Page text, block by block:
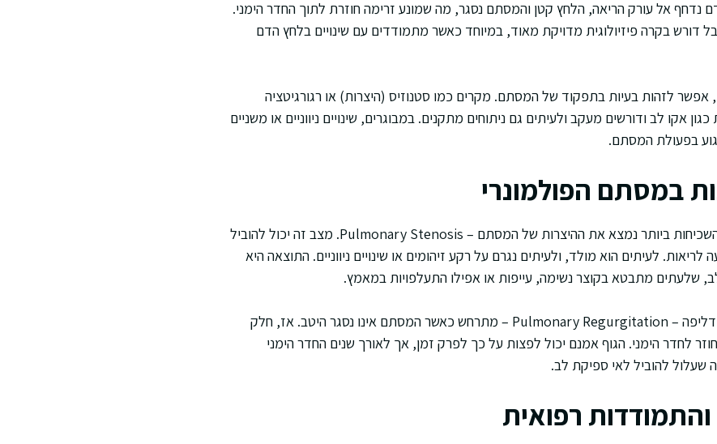
אל עורק הריאה, הלחץ קטן והמסתם נסגר, מה שמונע זרימה חוזרת לתוך החדר הימני.
דורש בקרה פיזיולוגית מדויקת מאוד, במיוחד כאשר מתמודדים עם שינויים בלחץ הדם
לזהות בעיות בתפקוד של המסתם. מקרים כמו סטנוזיס (היצרות) או רגורגיטציה
אקו לב ודורשים מעקב ולעיתים גם ניתוחים מתקנים. במבוגרים, שינויים ניווניים או משניים
בפעולת המסתם.
במסתם הפולמונרי
מהניסיון שלי, בין ההפרעות השכיחות ביותר נמצא את ההיצרות של המסתם – Pulmonary Stenosis. מצב זה יכול להוביל
לעיתים הוא מולד, ולעיתים נגרם על רקע זיהומים או שינויים ניווניים. התוצאה היא
שלעתים מתבטא בקוצר נשימה, עייפות או אפילו התעלפויות במאמץ.
לעומת זאת, מצב הפוך של דליפה – Pulmonary Regurgitation – מתרחש כאשר המסתם אינו נסגר היטב. אז, חלק
לחדר הימני. הגוף אמנם יכול לפצות על כך לפרק זמן, אך לאורך שנים החדר הימני
שעלול להוביל לאי ספיקת לב.
רפואית